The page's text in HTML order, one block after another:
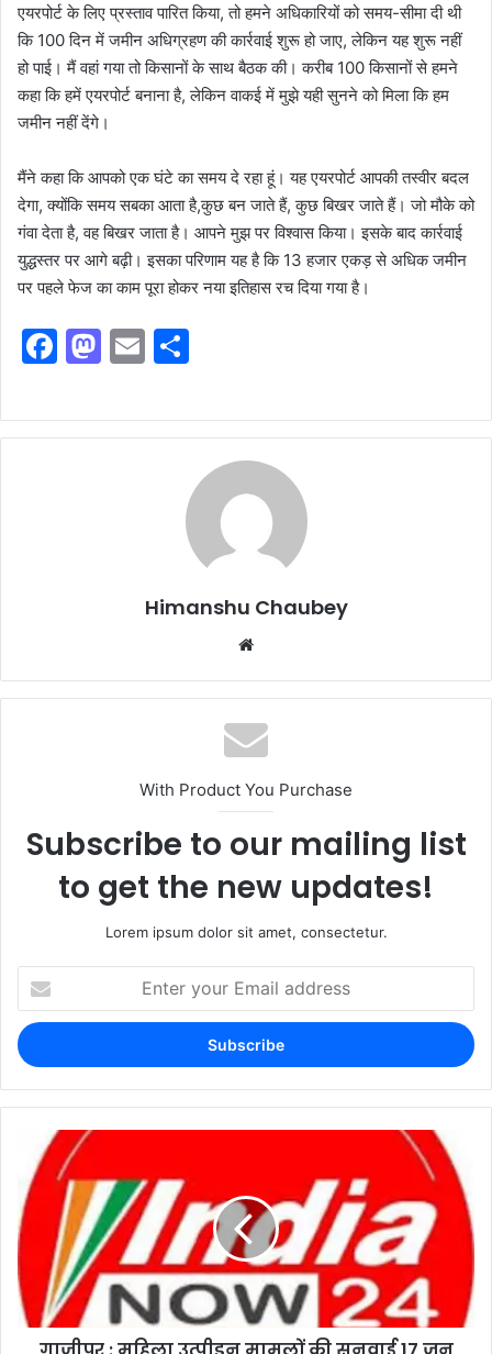
एयरपोर्ट के लिए प्रस्ताव पारित किया, तो हमने अधिकारियों को समय-सीमा दी थी
कि 100 दिन में जमीन अधिग्रहण की कार्रवाई शुरू हो जाए, लेकिन यह शुरू नहीं
हो पाई। मैं वहां गया तो किसानों के साथ बैठक की। करीब 100 किसानों से हमने
कहा कि हमें एयरपोर्ट बनाना है, लेकिन वाकई में मुझे यही सुनने को मिला कि हम
जमीन नहीं देंगे।
मैंने कहा कि आपको एक घंटे का समय दे रहा हूं। यह एयरपोर्ट आपकी तस्वीर बदल
देगा, क्योंकि समय सबका आता है,कुछ बन जाते हैं, कुछ बिखर जाते हैं। जो मौके को
गंवा देता है, वह बिखर जाता है। आपने मुझ पर विश्वास किया। इसके बाद कार्रवाई
युद्धस्तर पर आगे बढ़ी। इसका परिणाम यह है कि 13 हजार एकड़ से अधिक जमीन
पर पहले फेज का काम पूरा होकर नया इतिहास रच दिया गया है।
F
c
e
M
st
o
E
ai
l
ar
e
Himanshu Chaubey
With Product You Purchase
Subscribe to our mailing list
to get the new updates!
Lorem ipsum dolor sit amet, consectetur.